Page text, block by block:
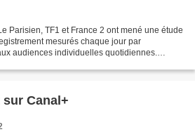
Parisien, TF1 et France 2 ont mené une étude
mesurés chaque jour par
audiences individuelles quotidiennes.
Canal+